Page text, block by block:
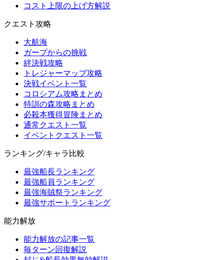
コスト上限の上げ方解説
クエスト攻略
大航海
ガープからの挑戦
絆決戦攻略
トレジャーマップ攻略
決戦イベント一覧
コロシアム攻略まとめ
特訓の森攻略まとめ
必殺本獲得冒険まとめ
通常クエスト一覧
イベントクエスト一覧
ランキング/キャラ比較
最強船長ランキング
最強船員ランキング
最強海賊祭ランキング
最強サポートランキング
能力解放
能力解放の記事一覧
毎ターン回復解説